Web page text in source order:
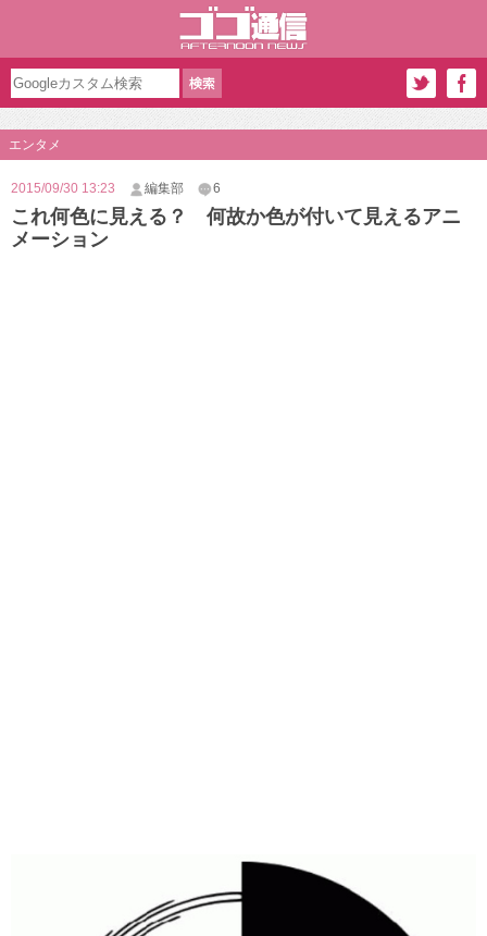
エンタメ
2015/09/30 13:23 編集部 6
これ何色に見える？ 何故か色が付いて見えるアニ
メーション